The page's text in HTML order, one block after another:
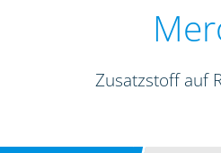
Zusatzstoff auf